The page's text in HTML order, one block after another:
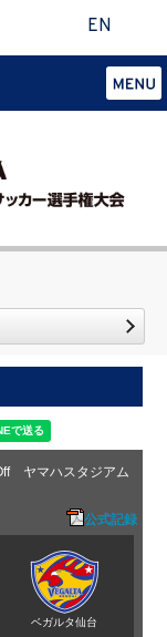
EN
ヤマハスタジアム
公式記録
ベガルタ仙台